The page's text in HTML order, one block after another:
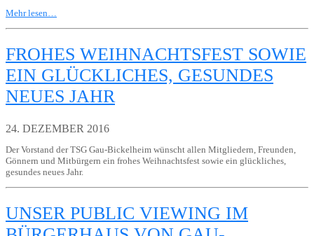
Mehr lesen…
FROHES WEIHNACHTSFEST SOWIE
EIN GLÜCKLICHES, GESUNDES
NEUES JAHR
24. DEZEMBER 2016
Der Vorstand der TSG Gau-Bickelheim wünscht allen Mitgliedern, Freunden,
Gönnern und Mitbürgern ein frohes Weihnachtsfest sowie ein glückliches,
gesundes neues Jahr.
UNSER PUBLIC VIEWING IM